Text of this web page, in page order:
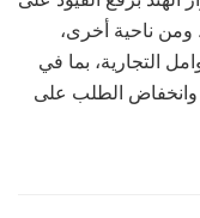
ومن ناحية أخرى،
0.4% نتيجة للعوامل التجارية، بما في
وانخفاض الطلب على